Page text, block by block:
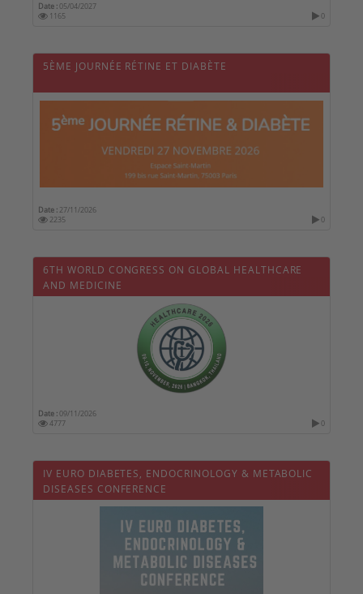
Date :05/04/2027
1165
0
5ÈME JOURNÉE RÉTINE ET DIABÈTE
Date : 27/11/2026
2235
0
6TH WORLD CONGRESS ON GLOBAL HEALTHCARE
AND MEDICINE
Date :09/11/2026
4777
0
IV EURO DIABETES, ENDOCRINOLOGY & METABOLIC
DISEASES CONFERENCE